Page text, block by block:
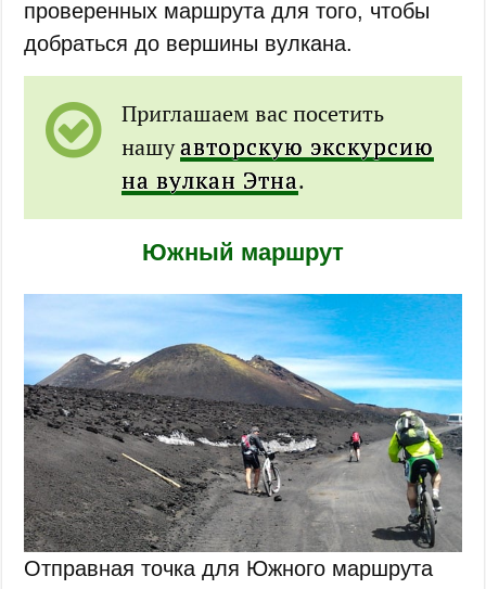
проверенных маршрута для того, чтобы
добраться до вершины вулкана.
Приглашаем вас посетить
нашуавторскую экскурсию
на вулкан Этна.
Южный маршрут
Отправная точка для Южного маршрута